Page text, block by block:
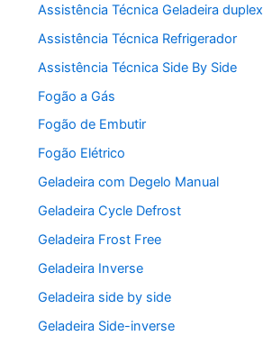
Assistência Técnica Geladeira duplex
Assistência Técnica Refrigerador
Assistência Técnica Side By Side
Fogão a Gás
Fogão de Embutir
Fogão Elétrico
Geladeira com Degelo Manual
Geladeira Cycle Defrost
Geladeira Frost Free
Geladeira Inverse
Geladeira side by side
Geladeira Side-inverse